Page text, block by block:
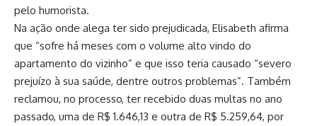
pelo humorista.
Na ação onde alega ter sido prejudicada, Elisabeth afirma
que “sofre há meses com o volume alto vindo do
apartamento do vizinho” e que isso teria causado “severo
prejuízo à sua saúde, dentre outros problemas”. Também
reclamou, no processo, ter recebido duas multas no ano
passado, uma de R$ 1.646,13 e outra de R$ 5.259,64, por